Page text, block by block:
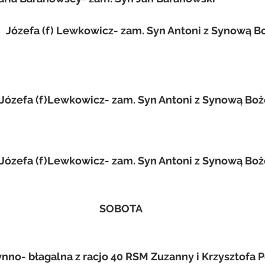
Józefa (f) Lewkowicz- zam. Syn Antoni z Synową
(f)Lewkowicz- zam. Syn Antoni z Synową
(f)Lewkowicz- zam. Syn Antoni z Synową
SOBOTA
błagalna z racjo 40 RSM Zuzanny i Krzysztofa